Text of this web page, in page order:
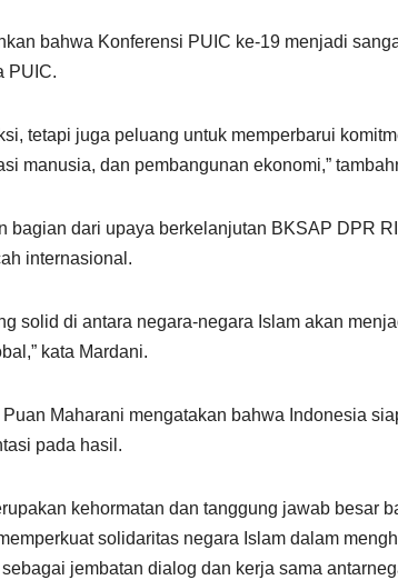
bahwa Konferensi PUIC ke-19 menjadi
PUIC.
tetapi juga peluang untuk memperbarui
manusia, dan pembangunan ekonomi,”
bagian dari upaya berkelanjutan BKSAP DPR
internasional.
solid di antara negara-negara Islam akan
kata Mardani.
Maharani mengatakan bahwa Indonesia
pada hasil.
kehormatan dan tanggung jawab besar
solidaritas negara Islam dalam
jembatan dialog dan kerja sama